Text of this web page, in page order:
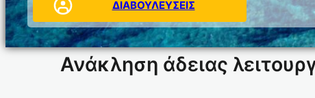
ΔΙΑΒΟΥΛΕΥΣΕΙΣ
Ανάκληση άδειας